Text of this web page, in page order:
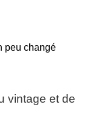
peu changé
vintage et de